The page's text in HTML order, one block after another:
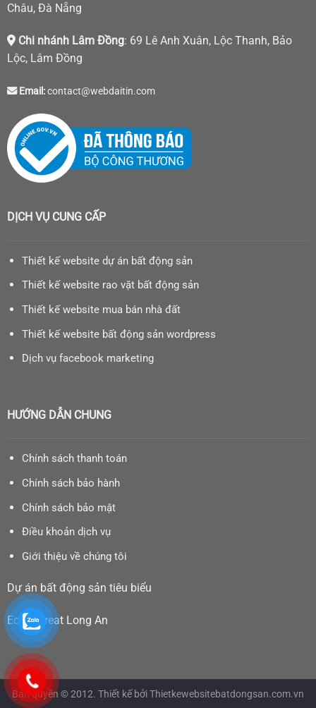
Châu, Đà Nẵng
Chi nhánh Lâm Đồng: 69 Lê Anh Xuân, Lộc Thanh, Bảo
Lộc, Lâm Đồng
Email:contact@webdaitin.com
DỊCH VỤ CUNG CẤP
Thiết kế website dự án bất động sản
Thiết kế website rao vặt bất động sản
Thiết kế website mua bán nhà đất
Thiết kế website bất động sản wordpress
Dịch vụ facebook marketing
HƯỚNG DẪN CHUNG
Chính sách thanh toán
Chính sách bảo hành
Chính sách bảo mật
Điều khoản dịch vụ
Giới thiệu về chúng tôi
Dự án bất động sản tiêu biểu
Eco Retreat Long An
Bản quyền © 2012. Thiết kế bởi Thietkewebsitebatdongsan.com.vn